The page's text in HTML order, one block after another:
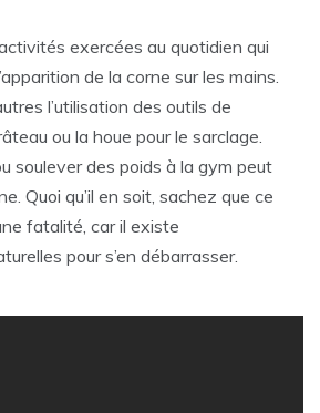
exercées au quotidien qui
de la corne sur les mains.
l’utilisation des outils de
ou la houe pour le sarclage.
soulever des poids à la gym peut
Quoi qu’il en soit, sachez que ce
fatalité, car il existe
pour s’en débarrasser.